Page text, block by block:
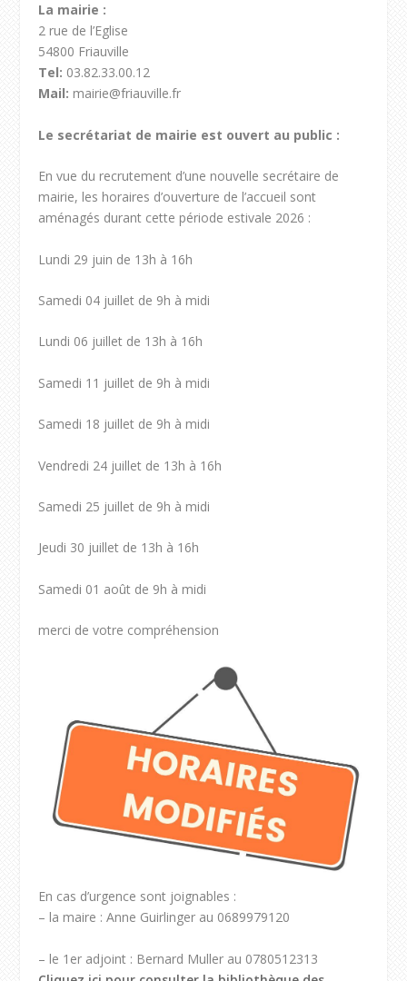
La mairie :
2 rue de l’Eglise
54800 Friauville
Tel: 03.82.33.00.12
Mail: mairie@friauville.fr
Le secrétariat de mairie est ouvert au public :
En vue du recrutement d’une nouvelle secrétaire de
mairie, les horaires d’ouverture de l’accueil sont
aménagés durant cette période estivale 2026 :
Lundi 29 juin de 13h à 16h
Samedi 04 juillet de 9h à midi
Lundi 06 juillet de 13h à 16h
Samedi 11 juillet de 9h à midi
Samedi 18 juillet de 9h à midi
Vendredi 24 juillet de 13h à 16h
Samedi 25 juillet de 9h à midi
Jeudi 30 juillet de 13h à 16h
Samedi 01 août de 9h à midi
merci de votre compréhension
En cas d’urgence sont joignables :
– la maire : Anne Guirlinger au 0689979120
– le 1er adjoint : Bernard Muller au 0780512313